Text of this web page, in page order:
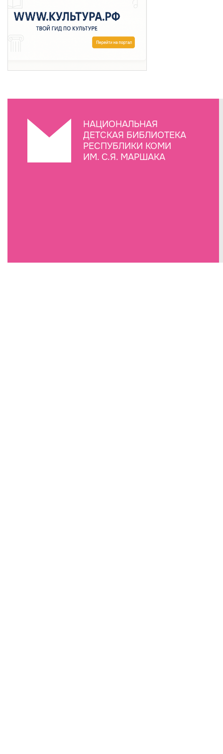
НАЦИОНАЛЬНАЯ
ДЕТСКАЯ БИБЛИОТЕКА
РЕСПУБЛИКИ КОМИ
ИМ. С.Я. МАРШАКА